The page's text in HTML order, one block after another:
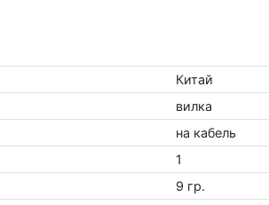
Китай
вилка
на кабель
1
9 гр.